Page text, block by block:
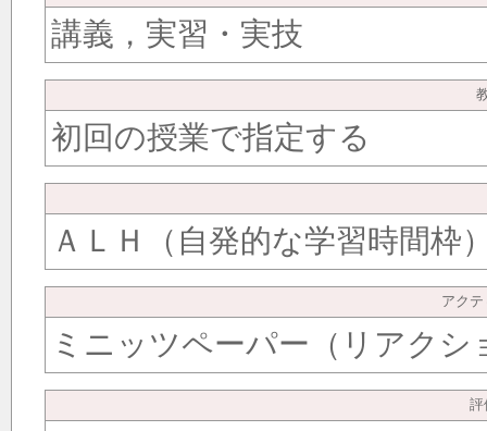
講義，実習・実技
初回の授業で指定する
ＡＬＨ（自発的な学習時間枠
アク
ミニッツペーパー（リアク
評